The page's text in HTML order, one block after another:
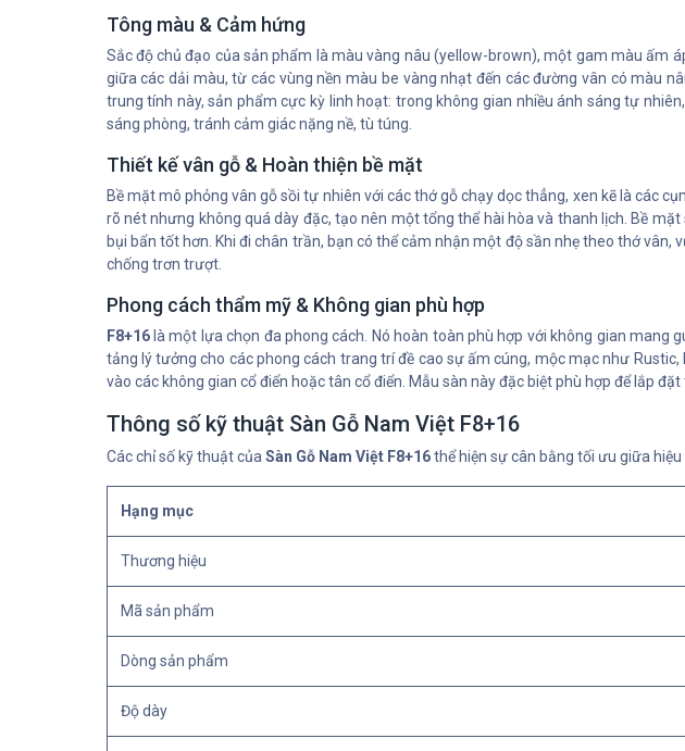
Tông màu & Cảm hứng
Sắc độ chủ đạo của sản phẩm là màu vàng nâu (yellow-brown), một gam màu ấm
giữa các dải màu, từ các vùng nền màu be vàng nhạt đến các đường vân có màu
trung tính này, sản phẩm cực kỳ linh hoạt: trong không gian nhiều ánh sáng tự
sáng phòng, tránh cảm giác nặng nề, tù túng.
Thiết kế vân gỗ & Hoàn thiện bề mặt
Bề mặt mô phỏng vân gỗ sồi tự nhiên với các thớ gỗ chạy dọc thẳng, xen kẽ là các
rõ nét nhưng không quá dày đặc, tạo nên một tổng thể hài hòa và thanh lịch. Bề
bụi bẩn tốt hơn. Khi đi chân trần, bạn có thể cảm nhận một độ sần nhẹ theo thớ
chống trơn trượt.
Phong cách thẩm mỹ & Không gian phù hợp
F8+16là một lựa chọn đa phong cách. Nó hoàn toàn phù hợp với không gian mang
tảng lý tưởng cho các phong cách trang trí đề cao sự ấm cúng, mộc mạc như
vào các không gian cổ điển hoặc tân cổ điển. Mẫu sàn này đặc biệt phù hợp để lắp
Thông số kỹ thuật Sàn Gỗ Nam Việt F8+16
Các chỉ số kỹ thuật của Sàn Gỗ Nam Việt F8+16thể hiện sự cân bằng tối ưu giữa
Hạng mục
Thương hiệu
Mã sản phẩm
Dòng sản phẩm
Độ dày